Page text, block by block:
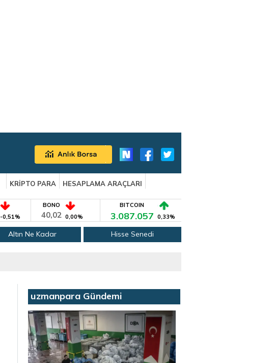
KRİPTO PARA
HESAPLAMA ARAÇLARI
-0,51%
BONO
40,02 0,00%
BITCOIN
3.087.057 0,33%
Altın Ne Kadar Hisse Senedi
uzmanpara Gündemi